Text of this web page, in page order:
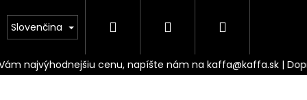
Doprava
Slovenčina Hľadať PrihlásenieNákupný
košík